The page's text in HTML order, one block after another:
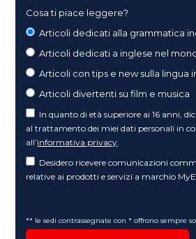
Cosa ti piace leggere?
Articoli dedicati alla grammatica
Articoli dedicati a inglese nel
Articoli con tips e new sulla lingua
Articoli divertenti su film e musica
In quanto di età superiore ai 16 anni,
al trattamento dei miei dati personali in
all’informativa privacy
Desidero ricevere comunicazioni
relative ai prodotti e servizi a marchio
** le sedi contrassegnate con * offrono sempre